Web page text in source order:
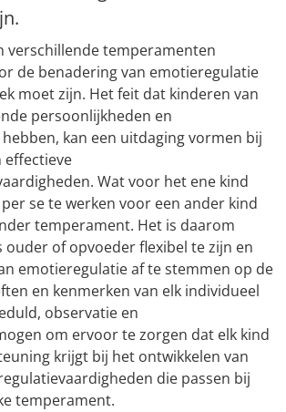
verschillende temperamenten
de benadering van emotieregulatie
moet zijn. Het feit dat kinderen van
persoonlijkheden en
kan een uitdaging vormen bij
effectieve
Wat voor het ene kind
se te werken voor een ander kind
temperament. Het is daarom
ouder of opvoeder flexibel te zijn en
emotieregulatie af te stemmen op de
en kenmerken van elk individueel
observatie en
om ervoor te zorgen dat elk kind
krijgt bij het ontwikkelen van
die passen bij
temperament.